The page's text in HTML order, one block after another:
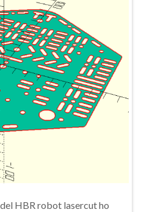
HBR robot lasercut ho